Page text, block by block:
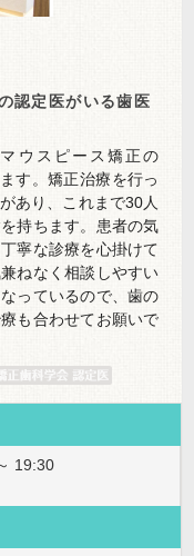
認定医がいる歯医
ウスピース矯正の
す。矯正治療を行っ
あり、これまで30人
持ちます。患者の気
寧な診療を心掛けて
ねなく相談しやすい
っているので、歯の
も合わせてお願いで
19:30